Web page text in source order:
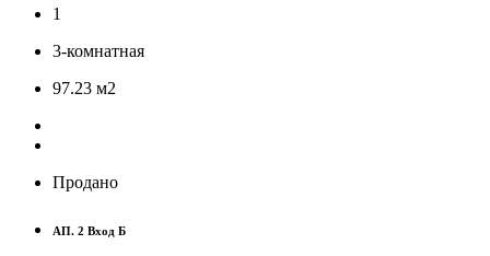
1
3-комнатная
97.23 м2
Продано
АП. 2 Вход Б